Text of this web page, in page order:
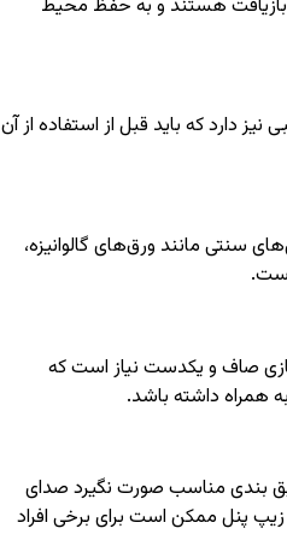
هستند و به حفظ محیط
نیز دارد که باید قبل از استفاده از آن
سنتی مانند ورق‌های گالوانیزه،
صاف و یکدست نیاز است که
همراه داشته باشد.
بندی مناسب صورت نگیرد صدای
پنل ممکن است برای برخی افراد